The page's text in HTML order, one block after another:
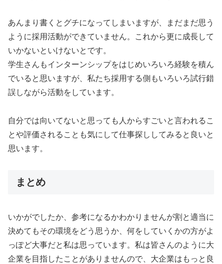
あんまり書くとグチになってしまいますが、まだまだ思う
ように採用活動ができていません。これから更に成長して
いかないといけないとです。
学生さんもインターンシップをはじめいろいろ経験を積ん
でいると思いますが、私たち採用する側もいろいろ試行錯
誤しながら活動をしています。
自分では向いてないと思っても人からすごいと言われるこ
とや評価されることも気にして仕事探ししてみると良いと
思います。
まとめ
いかがでしたか、参考になるかわかりませんが割と適当に
決めてもその環境をどう思うか、何をしていくかの方がよ
っぽど大事だと私は思っています。私は皆さんのように大
企業を目指したことがありませんので、大企業はもっと良